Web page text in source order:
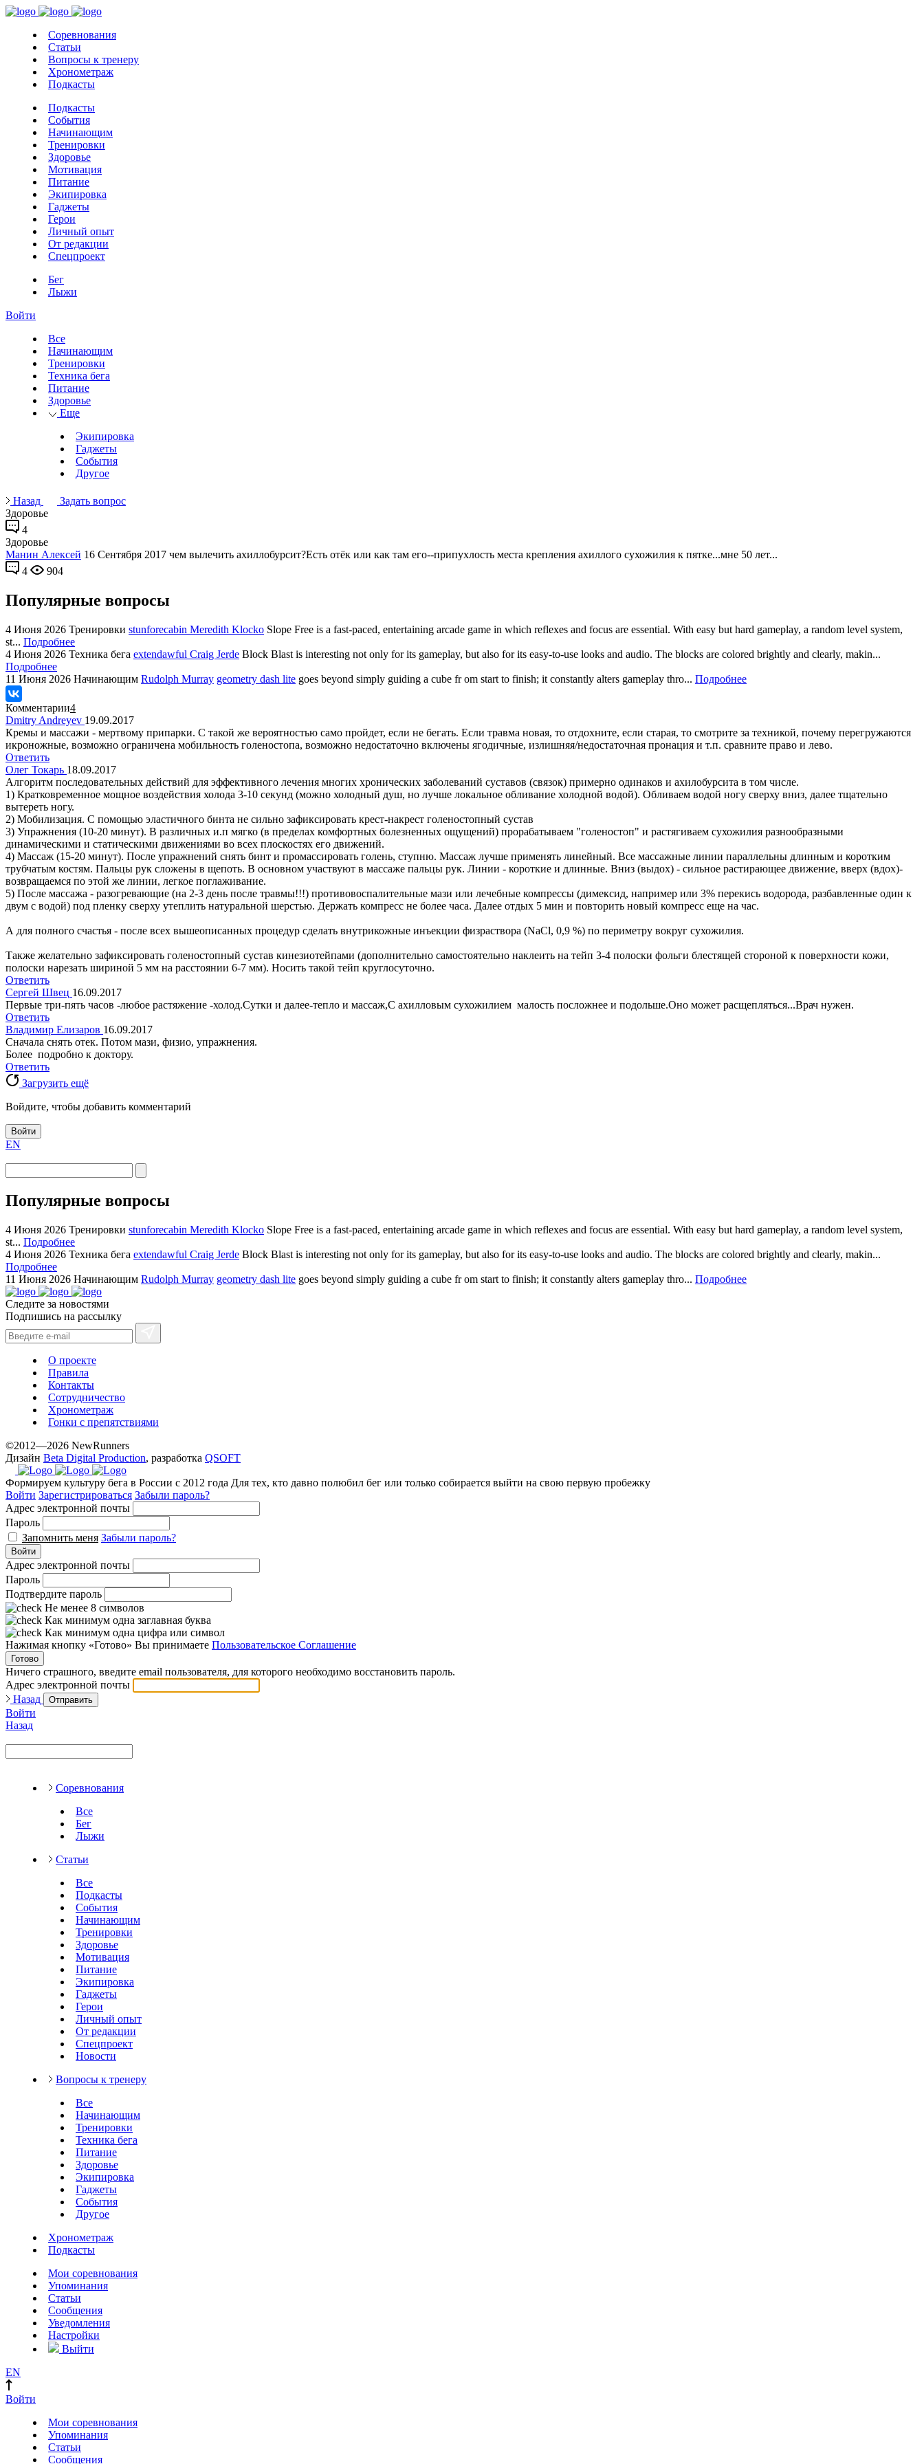
Соревнования
Статьи
Вопросы к тренеру
Хронометраж
Подкасты
Подкасты
События
Начинающим
Тренировки
Здоровье
Мотивация
Питание
Экипировка
Гаджеты
Герои
Личный опыт
От редакции
Спецпроект
Бег
Лыжи
Войти
Все
Начинающим
Тренировки
Техника бега
Питание
Здоровье
Еще
Экипировка
Гаджеты
События
Другое
Назад
Задать вопрос
Здоровье
4
Здоровье
Манин Алексей 16 Сентября 2017 чем вылечить ахиллобурсит?Есть отёк или как там его--припухлость места крепления ахиллого сухожилия к пятке...мне 50 лет...
4
904
Популярные вопросы
4 Июня 2026 Тренировки stunforecabin Meredith Klocko Slope Free is a fast-paced, entertaining arcade game in which reflexes and focus are essential. With easy but hard gameplay, a random level system,
st... Подробнее
4 Июня 2026 Техника бега extendawful Craig Jerde Block Blast is interesting not only for its gameplay, but also for its easy-to-use looks and audio. The blocks are colored brightly and clearly, makin...
Подробнее
11 Июня 2026 Начинающим Rudolph Murray geometry dash lite goes beyond simply guiding a cube fr om start to finish; it constantly alters gameplay thro... Подробнее
Комментарии4
Dmitry Andreyev 19.09.2017
Кремы и массажи - мертвому припарки. С такой же вероятностью само пройдет, если не бегать. Если травма новая, то отдохните, если старая, то смотрите за техникой, почему перегружаются
икроножные, возможно ограничена мобильность голеностопа, возможно недостаточно включены ягодичные, излишняя/недостаточная пронация и т.п. сравните право и лево.
Ответить
Олег Токарь 18.09.2017
Алгоритм последовательных действий для эффективного лечения многих хронических заболеваний суставов (связок) примерно одинаков и ахилобурсита в том числе.
1) Кратковременное мощное воздействия холода 3-10 секунд (можно холодный душ, но лучше локальное обливание холодной водой). Обливаем водой ногу сверху вниз, далее тщательно
вытереть ногу.
2) Мобилизация. С помощью эластичного бинта не сильно зафиксировать крест-накрест голеностопный сустав
3) Упражнения (10-20 минут). В различных и.п мягко (в пределах комфортных болезненных ощущений) прорабатываем "голеностоп" и растягиваем сухожилия разнообразными
динамическими и статическими движениями во всех плоскостях его движений.
4) Массаж (15-20 минут). После упражнений снять бинт и промассировать голень, ступню. Массаж лучше применять линейный. Все массажные линии параллельны длинным и коротким
трубчатым костям. Пальцы рук сложены в щепоть. В основном участвуют в массаже пальцы рук. Линии - короткие и длинные. Вниз (выдох) - сильное растирающее движение, вверх (вдох)-
возвращаемся по этой же линии, легкое поглаживание.
5) После массажа - разогревающие (на 2-3 день после травмы!!!) противовоспалительные мази или лечебные компрессы (димексид, например или 3% перекись водорода, разбавленные один к
двум с водой) под пленку сверху утеплить натуральной шерстью. Держать компресс не более часа. Далее отдых 5 мин и повторить новый компресс еще на час.
А для полного счастья - после всех вышеописанных процедур сделать внутрикожные инъекции физраствора (NaCl, 0,9 %) по периметру вокруг сухожилия.
Также желательно зафиксировать голеностопный сустав кинезиотейпами (дополнительно самостоятельно наклеить на тейп 3-4 полоски фольги блестящей стороной к поверхности кожи,
полоски нарезать шириной 5 мм на расстоянии 6-7 мм). Носить такой тейп круглосуточно.
Ответить
Сергей Швец 16.09.2017
Первые три-пять часов -любое растяжение -холод.Сутки и далее-тепло и массаж,С ахилловым сухожилием малость посложнее и подольше.Оно может расщепляться...Врач нужен.
Ответить
Владимир Елизаров 16.09.2017
Сначала снять отек. Потом мази, физио, упражнения.
Более подробно к доктору.
Ответить
Загрузить ещё
Войдите, чтобы добавить комментарий
Войти
EN
Популярные вопросы
4 Июня 2026 Тренировки stunforecabin Meredith Klocko Slope Free is a fast-paced, entertaining arcade game in which reflexes and focus are essential. With easy but hard gameplay, a random level system,
st... Подробнее
4 Июня 2026 Техника бега extendawful Craig Jerde Block Blast is interesting not only for its gameplay, but also for its easy-to-use looks and audio. The blocks are colored brightly and clearly, makin...
Подробнее
11 Июня 2026 Начинающим Rudolph Murray geometry dash lite goes beyond simply guiding a cube fr om start to finish; it constantly alters gameplay thro... Подробнее
Следите за новостями
Подпишись на рассылку
О проекте
Правила
Контакты
Сотрудничество
Хронометраж
Гонки с препятствиями
©2012—2026 NewRunners
Дизайн Beta Digital Production, разработка QSOFT
Формируем культуру бега в России с 2012 года Для тех, кто давно полюбил бег или только собирается выйти на свою первую пробежку
Войти Зарегистрироваться Забыли пароль?
Адрес электронной почты
Пароль
Запомнить меня Забыли пароль?
Войти
Адрес электронной почты
Пароль
Подтвердите пароль
Не менее 8 символов
Как минимум одна заглавная буква
Как минимум одна цифра или символ
Нажимая кнопку «Готово» Вы принимаете Пользовательское Соглашение
Готово
Ничего страшного, введите email пользователя, для которого необходимо восстановить пароль.
Адрес электронной почты
Назад
Отправить
Войти
Назад
Соревнования
Все
Бег
Лыжи
Статьи
Все
Подкасты
События
Начинающим
Тренировки
Здоровье
Мотивация
Питание
Экипировка
Гаджеты
Герои
Личный опыт
От редакции
Спецпроект
Новости
Вопросы к тренеру
Все
Начинающим
Тренировки
Техника бега
Питание
Здоровье
Экипировка
Гаджеты
События
Другое
Хронометраж
Подкасты
Мои соревнования
Упоминания
Статьи
Сообщения
Уведомления
Настройки
Выйти
EN
Войти
Мои соревнования
Упоминания
Статьи
Сообщения